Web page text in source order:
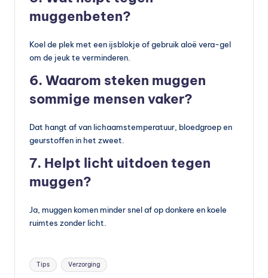
muggenbeten?
Koel de plek met een ijsblokje of gebruik aloë vera-gel
om de jeuk te verminderen.
6. Waarom steken muggen
sommige mensen vaker?
Dat hangt af van lichaamstemperatuur, bloedgroep en
geurstoffen in het zweet.
7. Helpt licht uitdoen tegen
muggen?
Ja, muggen komen minder snel af op donkere en koele
ruimtes zonder licht.
Tags:
Tips Verzorging